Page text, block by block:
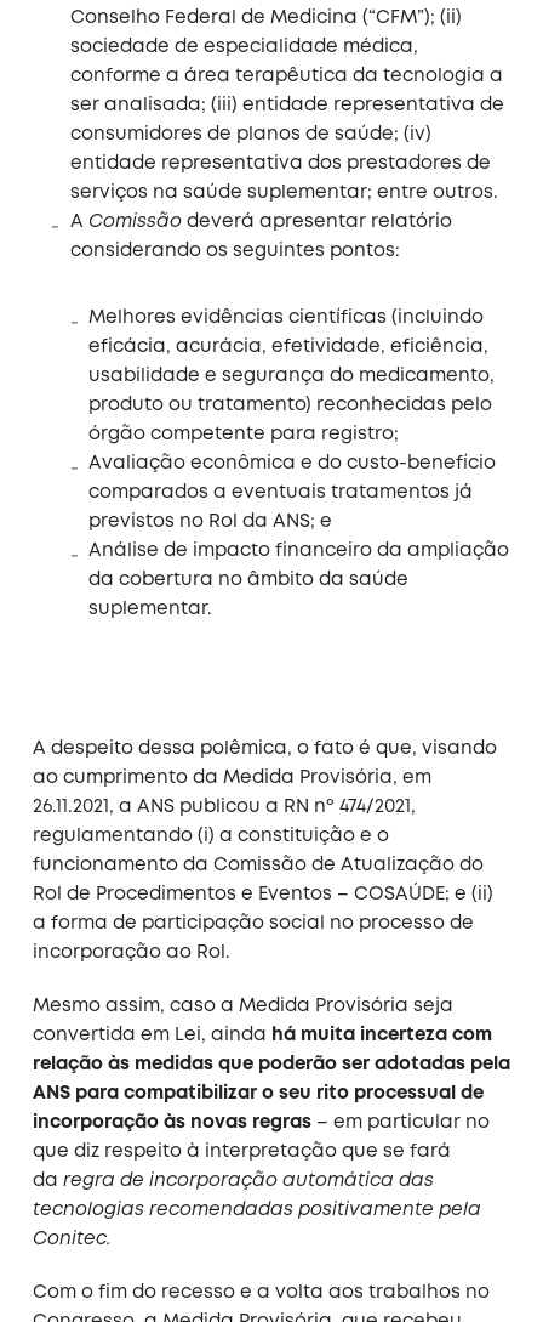
Conselho Federal de Medicina (“CFM”); (ii)
sociedade de especialidade médica,
conforme a área terapêutica da tecnologia a
ser analisada; (iii) entidade representativa de
consumidores de planos de saúde; (iv)
entidade representativa dos prestadores de
serviços na saúde suplementar; entre outros.
A Comissão deverá apresentar relatório
considerando os seguintes pontos:
Melhores evidências científicas (incluindo
eficácia, acurácia, efetividade, eficiência,
usabilidade e segurança do medicamento,
produto ou tratamento) reconhecidas pelo
órgão competente para registro;
Avaliação econômica e do custo-benefício
comparados a eventuais tratamentos já
previstos no Rol da ANS; e
Análise de impacto financeiro da ampliação
da cobertura no âmbito da saúde
suplementar.
A despeito dessa polêmica, o fato é que, visando
ao cumprimento da Medida Provisória, em
26.11.2021, a ANS publicou a RN nº 474/2021,
regulamentando (i) a constituição e o
funcionamento da Comissão de Atualização do
Rol de Procedimentos e Eventos – COSAÚDE; e (ii)
a forma de participação social no processo de
incorporação ao Rol.
Mesmo assim, caso a Medida Provisória seja
convertida em Lei, ainda
há muita incerteza com
relação às medidas que poderão ser adotadas pela
ANS para compatibilizar o seu rito processual de
incorporação às novas regras– em particular no
que diz respeito à interpretação que se fará
da regra de incorporação automática das
tecnologias recomendadas positivamente pela
Conitec.
Com o fim do recesso e a volta aos trabalhos no